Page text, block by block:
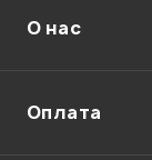
О нас
Оплата